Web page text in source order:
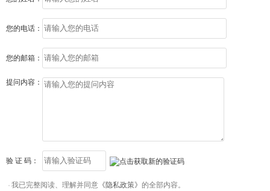
您的电话：
您的邮箱：
提问内容：
验 证 码：
我已完整阅读、理解并同意 《隐私政策》 的全部内容。